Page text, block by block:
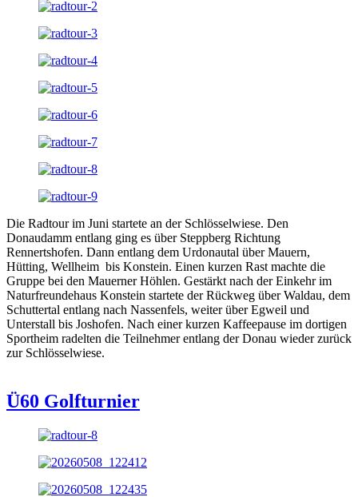
Die Radtour im Juni startete an der Schlösselwiese. Den
Donaudamm entlang ging es über Steppberg Richtung
Rennertshofen. Dann entlang dem Urdonautal über Mauern,
Hütting, Wellheim bis Konstein. Einen kurzen Rast machte die
Gruppe bei den Mauerner Höhlen. Gestärkt nach der Einkehr im
Naturfreundehaus Konstein startete der Rückweg über Waldau, dem
Schuttertal entlang nach Nassenfels, weiter über Egweil und
Unterstall bis Joshofen. Nach einer kurzen Kaffeepause im dortigen
Sportheim radelten die Teilnehmer entlang der Donau wieder zurück
zur Schlösselwiese.
Ü60 Golfturnier